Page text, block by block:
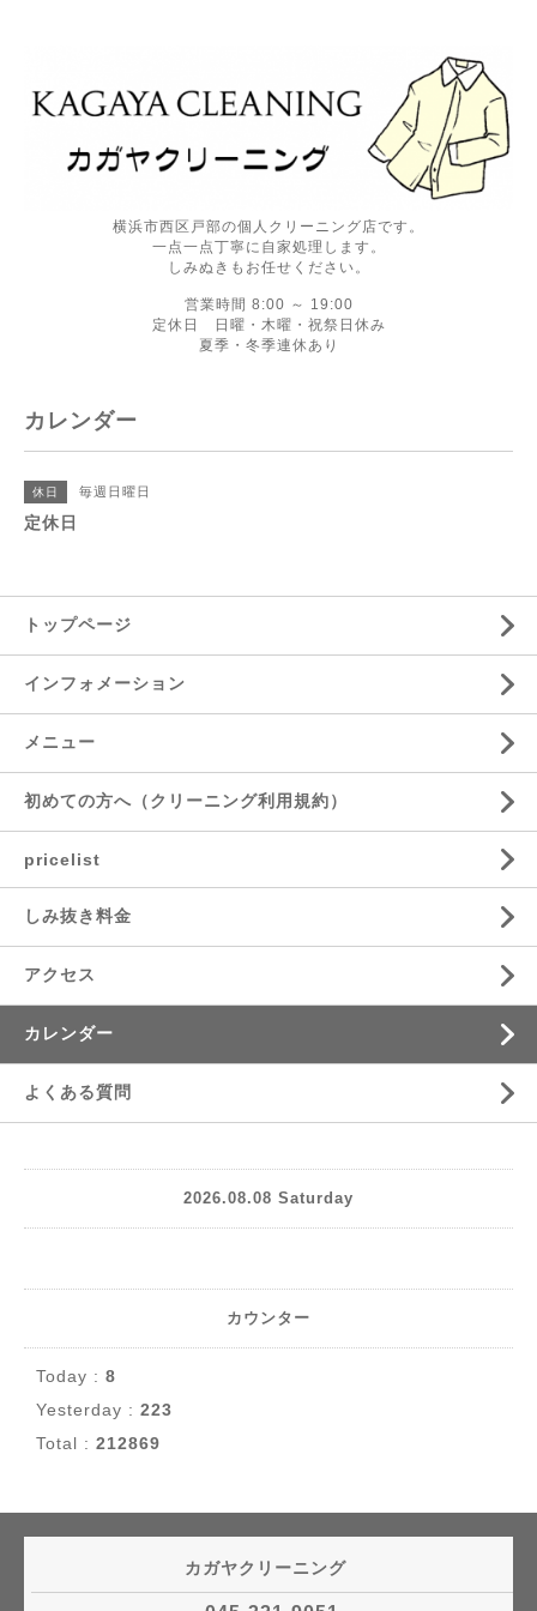
横浜市西区戸部の個人クリーニング店です。
一点一点丁寧に自家処理します。
しみぬきもお任せください。
営業時間 8:00 ～ 19:00
定休日 日曜・木曜・祝祭日休み
夏季・冬季連休あり
カレンダー
休日 毎週日曜日
定休日
トップページ
インフォメーション
メニュー
初めての方へ（クリーニング利用規約）
pricelist
しみ抜き料金
アクセス
カレンダー
よくある質問
2026.08.08 Saturday
カウンター
Today : 8
Yesterday : 223
Total : 212869
カガヤクリーニング